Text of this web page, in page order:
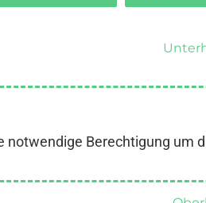
notwendige Berechtigung um